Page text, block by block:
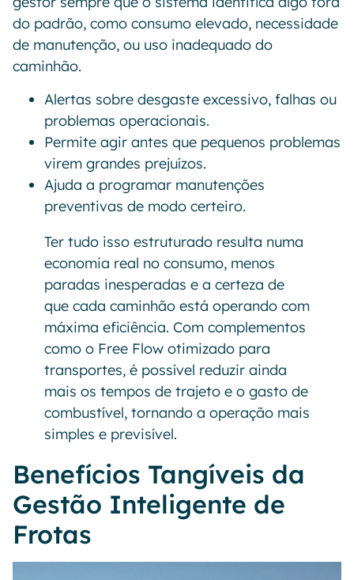
do padrão, como consumo elevado, necessidade
de manutenção, ou uso inadequado do
caminhão.
Alertas sobre desgaste excessivo, falhas ou
problemas operacionais.
Permite agir antes que pequenos problemas
virem grandes prejuízos.
Ajuda a programar manutenções
preventivas de modo certeiro.
Ter tudo isso estruturado resulta numa
economia real no consumo, menos
paradas inesperadas e a certeza de
que cada caminhão está operando com
máxima eficiência. Com complementos
como o Free Flow otimizado para
transportes, é possível reduzir ainda
mais os tempos de trajeto e o gasto de
combustível, tornando a operação mais
simples e previsível.
Benefícios Tangíveis da
Gestão Inteligente de
Frotas